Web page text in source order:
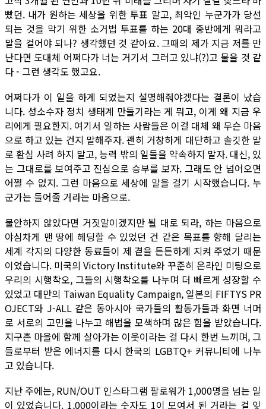
빴던. 내가 원하는 세상을 위한 투표 말고, 최악인 누군가가 당선
되는 것을 막기 위한 소거법 투표를 하는 20대 중반에게 뭐라고
말을 걸어야 되나? 생각했던 것 같아요. 그때의 제가 지금 저를 만
난다면 도대체 어쩌다가 너는 거기서 그러고 있냐(?)고 물을 것 같
다 - 그런 생각도 했고요.
어쩌다가 이 일을 하게 되었는지 설명해줘야겠다는 결론이 났습
니다. 성소수자 정치 생태계 만들기라는 게 뭐고, 이게 왜 지금 우
리에게 필요한지. 여기서 일하는 사람들은 이걸 대체 왜 무슨 마음
으로 하고 있는 건지 말해주자. 괜히 거창하게 대단하고 솔깃한 말
로 환심 사려 하지 말고, 능력 밖의 일들을 약속하지 말자. 대신, 있
는 그대로를 보여주고 진심으로 승부를 보자. 그래도 안 넘어오면
어쩔 수 없지. 그런 마음으로 세상에 말을 걸기 시작했습니다. 누
군가는 들어줄 거라는 마음으로.
불안하지 않았다면 거짓말이겠지만 될 대로 되라, 하는 마음으로
야심차게 맨 땅에 헤딩할 수 있었던 건 같은 목표를 향해 달리는
세계 각지의 다양한 동료들이 제 곁을 든든하게 지켜 주었기 때문
이었습니다. 미국의 Victory Institute와 꾸준히 온라인 미팅으로
우리의 시행착오, 그들의 시행착오를 나누며 더 빠르게 성장할 수
있었고 대만의 Taiwan Equality Campaign, 일본의 FIFTYS PR
OJECT와 J-ALL 같은 동아시아 국가들의 활동가들과 화면 너머
로 서로의 고민을 나누고 해법을 모색하며 많은 힘을 받았습니다.
지구촌 마을에 함께 살아가는 이웃이라는 걸 다시 한번 느끼며, 그
들로부터 받은 에너지를 다시 한국의 LGBTQ+ 커뮤니티에 나누
고 있습니다.
지난 주에는, RUN/OUT 인스타그램 팔로워가 1,000명을 넘는 일
이 있었습니다. 1,000이라는 숫자도 1이 모여서 된 거라는 걸 잊